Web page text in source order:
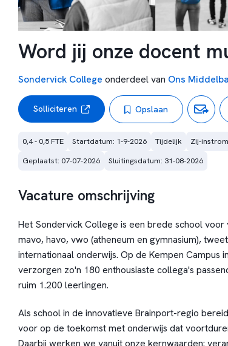
Word jij onze docent
Sondervick College onderdeel van Ons
Solliciteren Opslaan
0,4 - 0,5 FTE Startdatum: 1-9-2026 Tijdelijk Zij-
Geplaatst: 07-07-2026
Sluitingsdatum: 31-08-2026
Vacature omschrijving
Het Sondervick College is een brede school voor
mavo, havo, vwo (atheneum en gymnasium),
internationaal onderwijs. Op de Kempen Campus
verzorgen zo'n 180 enthousiaste collega's
ruim 1.200 leerlingen.
Als school in de innovatieve Brainport-regio
voor op de toekomst met onderwijs dat
Daarbij werken we vanuit onze kernwaarden: